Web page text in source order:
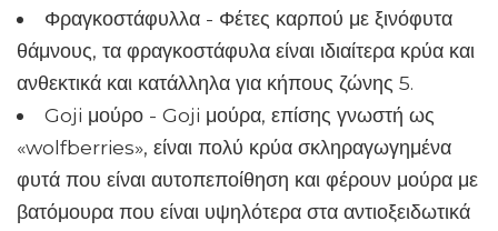
Φραγκοστάφυλλα - Φέτες καρπού με ξινόφυτα
θάμνους, τα φραγκοστάφυλα είναι ιδιαίτερα κρύα και
ανθεκτικά και κατάλληλα για κήπους ζώνης 5.
Goji μούρο - Goji μούρα, επίσης γνωστή ως
«wolfberries», είναι πολύ κρύα σκληραγωγημένα
φυτά που είναι αυτοπεποίθηση και φέρουν μούρα με
βατόμουρα που είναι υψηλότερα στα αντιοξειδωτικά